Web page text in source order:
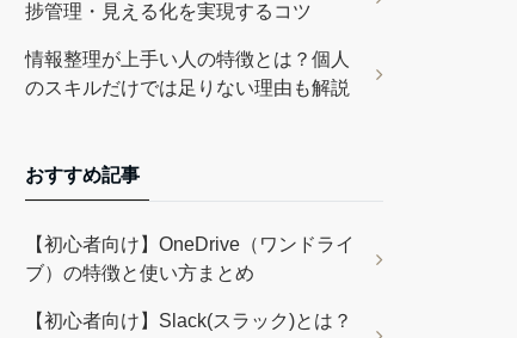
捗管理・見える化を実現するコツ
情報整理が上手い人の特徴とは？個人
のスキルだけでは足りない理由も解説
おすすめ記事
【初心者向け】OneDrive（ワンドライ
ブ）の特徴と使い方まとめ
【初心者向け】Slack(スラック)とは？